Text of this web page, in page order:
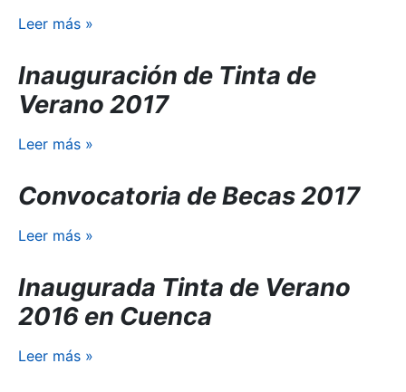
Leer más »
Inauguración de Tinta de
Verano 2017
Leer más »
Convocatoria de Becas 2017
Leer más »
Inaugurada Tinta de Verano
2016 en Cuenca
Leer más »